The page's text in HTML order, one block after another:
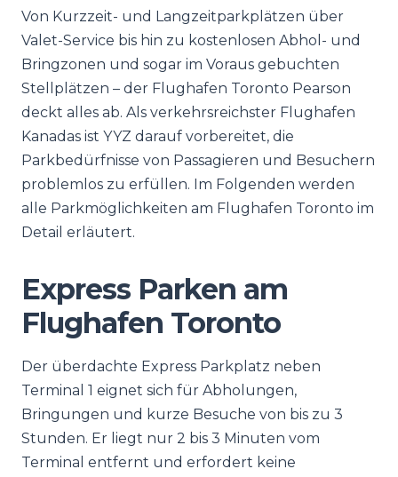
Von Kurzzeit- und Langzeitparkplätzen über
Valet-Service bis hin zu kostenlosen Abhol- und
Bringzonen und sogar im Voraus gebuchten
Stellplätzen – der Flughafen Toronto Pearson
deckt alles ab. Als verkehrsreichster Flughafen
Kanadas ist YYZ darauf vorbereitet, die
Parkbedürfnisse von Passagieren und Besuchern
problemlos zu erfüllen. Im Folgenden werden
alle Parkmöglichkeiten am Flughafen Toronto im
Detail erläutert.
Express Parken am
Flughafen Toronto
Der überdachte Express Parkplatz neben
Terminal 1 eignet sich für Abholungen,
Bringungen und kurze Besuche von bis zu 3
Stunden. Er liegt nur 2 bis 3 Minuten vom
Terminal entfernt und erfordert keine